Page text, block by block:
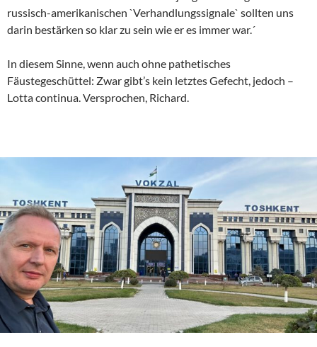
russisch-amerikanischen `Verhandlungssignale` sollten uns
darin bestärken so klar zu sein wie er es immer war.´
In diesem Sinne, wenn auch ohne pathetisches
Fäustegeschüttel: Zwar gibt’s kein letztes Gefecht, jedoch –
Lotta continua. Versprochen, Richard.